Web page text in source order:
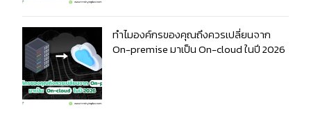
ทำไมองค์กรของคุณถึงควรเปลี่ยนจาก
On-premise มาเป็น On-cloud ในปี 2026